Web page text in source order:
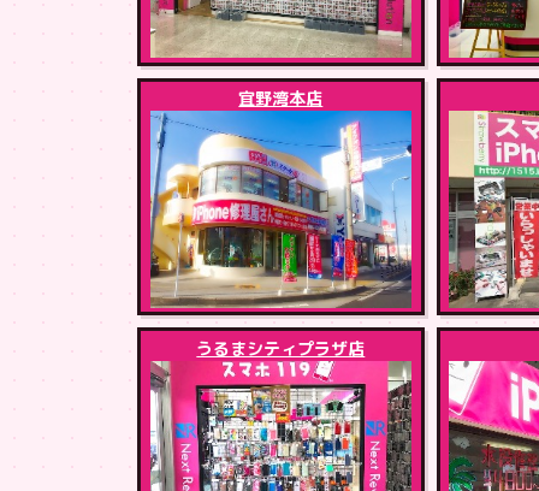
宜野湾本店
うるまシティプラザ店